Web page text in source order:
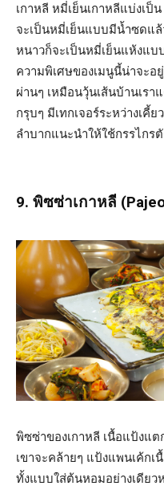
เกาหลี หมี่เย็นเกาหลีแบ่งเ
จะเป็นหมี่เย็นแบบมีน้ำซดแ
หนาวก็จะเป็นหมี่เย็นแห้งแ
ความพิเศษของเมนูนี้น่าจะอ
ผ่านๆ เหมือนวุ้นเส้นบ้านเร
กรุบๆ มีเทกเจอร์ระหว่างเคี้
ลำบากแนะนำให้ใช้กรรไกร
9. พิซซ่าเกาหลี
พิซซ่าของเกาหลี เนื้อแป้งแ
เขาจะคล้ายๆ แป้งแพนเค้ก
ทั้งแบบใส่ต้นหอมอย่างเดียว